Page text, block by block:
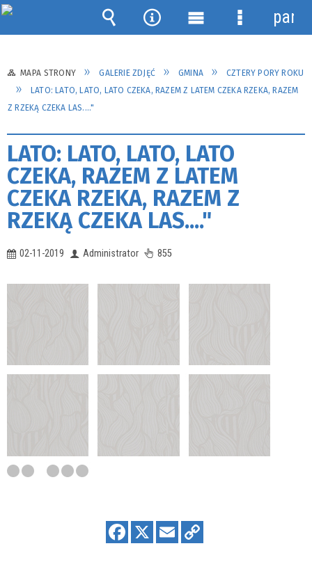
MAPA STRONY GALERIE ZDJĘĆ GMINA
CZTERY PORY ROKU
LATO: LATO, LATO, LATO CZEKA, RAZEM Z LATEM CZEKA RZEKA, RAZEM
Z RZEKĄ CZEKA LAS...."
LATO: LATO, LATO, LATO
CZEKA, RAZEM Z LATEM
CZEKA RZEKA, RAZEM Z
RZEKĄ CZEKA LAS...."
02-11-2019 Administrator 855
Wyszukiwarka
Narzędzia
Menu Menu
panel